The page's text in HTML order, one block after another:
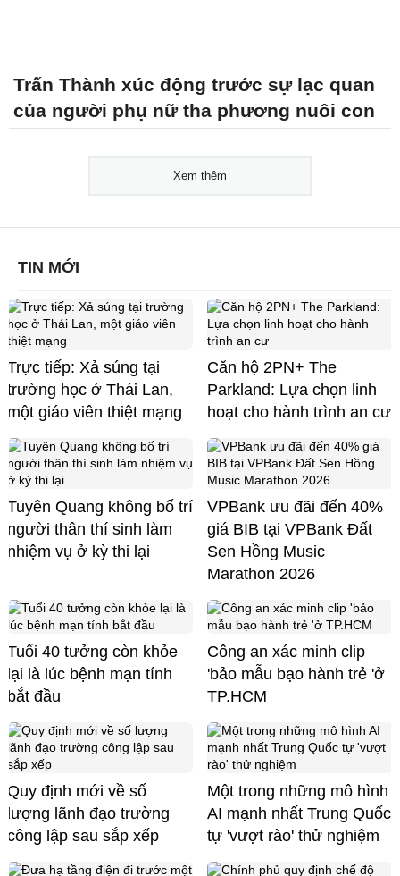
Trấn Thành xúc động trước sự lạc quan
của người phụ nữ tha phương nuôi con
Xem thêm
TIN MỚI
Trực tiếp: Xả súng tại
trường học ở Thái Lan,
một giáo viên thiệt mạng
Căn hộ 2PN+ The
Parkland: Lựa chọn linh
hoạt cho hành trình an cư
Tuyên Quang không bố trí
người thân thí sinh làm
nhiệm vụ ở kỳ thi lại
VPBank ưu đãi đến 40%
giá BIB tại VPBank Đất
Sen Hồng Music
Marathon 2026
Tuổi 40 tưởng còn khỏe
lại là lúc bệnh mạn tính
bắt đầu
Công an xác minh clip
'bảo mẫu bạo hành trẻ 'ở
TP.HCM
Quy định mới về số
lượng lãnh đạo trường
công lập sau sắp xếp
Một trong những mô hình
AI mạnh nhất Trung Quốc
tự 'vượt rào' thử nghiệm